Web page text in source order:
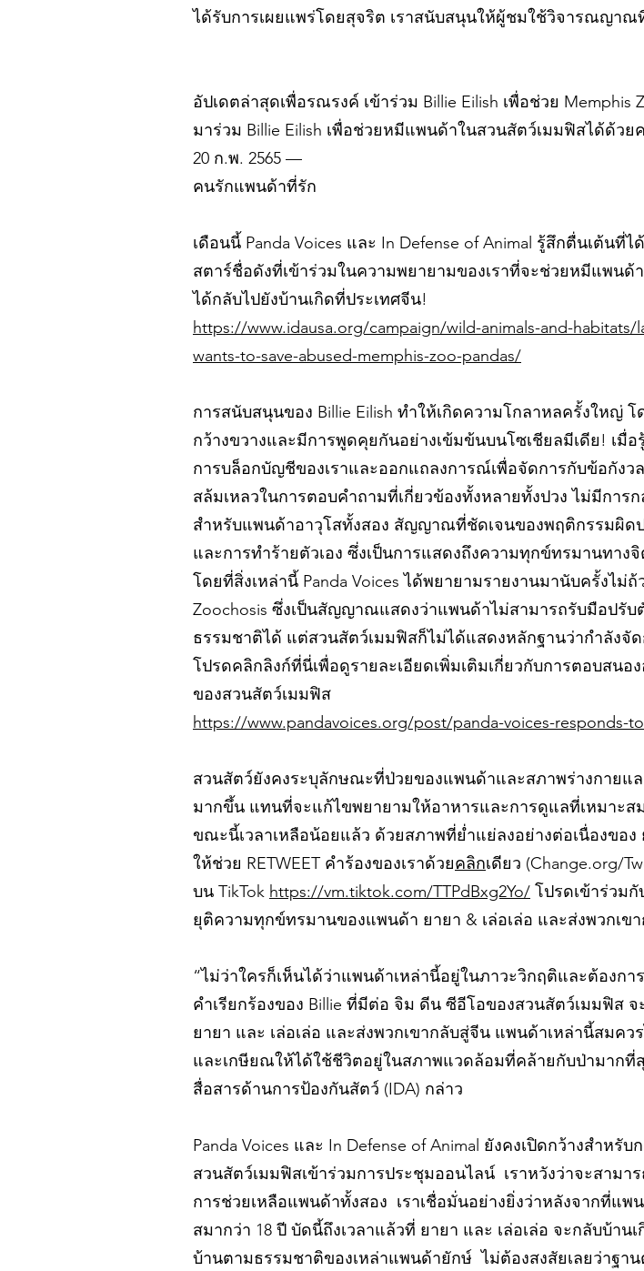
ได้รับการเผยแพร่โดยสุจริต เราสนับสนุนให้ผู้ชมใช้วิจารณญาณ
อัปเดตล่าสุดเพื่อรณรงค์ เข้าร่วม Billie Eilish เพื่อช่วย Memphis
มาร่วม Billie Eilish เพื่อช่วยหมีแพนด้าในสวนสัตว์เมมฟิสได้ด้วย
20 ก.พ. 2565 —
คนรักแพนด้าที่รัก
เดือนนี้ Panda Voices และ In Defense of Animal รู้สึกตื่นเต้นที่
สตาร์ชื่อดังที่เข้าร่วมในความพยายามของเราที่จะช่วยหมีแพนด้
ได้กลับไปยังบ้านเกิดที่ประเทศจีน!
https://www.idausa.org/campaign/wild-animals-and-habitats/
wants-to-save-abused-memphis-zoo-pandas/
การสนับสนุนของ Billie Eilish ทำให้เกิดความโกลาหลครั้งใหญ่
กว้างขวางและมีการพูดคุยกันอย่างเข้มข้นบนโซเชียลมีเดีย! เ
การบล็อกบัญชีของเราและออกแถลงการณ์เพื่อจัดการกับข้อกัง
สล้มเหลวในการตอบคำถามที่เกี่ยวข้องทั้งหลายทั้งปวง ไม่มีการ
สำหรับแพนด้าอาวุโสทั้งสอง สัญญาณที่ชัดเจนของพฤติกรรมผิดป
และการทำร้ายตัวเอง ซึ่งเป็นการแสดงถึงความทุกข์ทรมานทา
โดยที่สิ่งเหล่านี้ Panda Voices ได้พยายามรายงานมานับครั้งไ
Zoochosis ซึ่งเป็นสัญญาณแสดงว่าแพนด้าไม่สามารถรับมือปรับ
ธรรมชาติได้ แต่สวนสัตว์เมมฟิสก็ไม่ได้แสดงหลักฐานว่ากำลังจั
โปรดคลิกลิงก์ที่นี่เพื่อดูรายละเอียดเพิ่มเติมเกี่ยวกับการตอบสนอ
ของสวนสัตว์เมมฟิส
https://www.pandavoices.org/post/panda-voices-responds-
สวนสัตว์ยังคงระบุลักษณะที่ป่วยของแพนด้าและสภาพร่างกายแ
มากขึ้น แทนที่จะแก้ไขพยายามให้อาหารและการดูแลที่เหมาะ
ขณะนี้เวลาเหลือน้อยแล้ว ด้วยสภาพที่ย่ำแย่ลงอย่างต่อเนื่องของ
ให้ช่วย RETWEET คำร้องของเราด้วยคลิกเดียว (Change.org/
บน TikTok https://vm.tiktok.com/TTPdBxg2Yo/ โปรดเข้าร่วมกั
ยุติความทุกข์ทรมานของแพนด้า ยายา & เล่อเล่อ และส่งพวกเข
“ไม่ว่าใครก็เห็นได้ว่าแพนด้าเหล่านี้อยู่ในภาวะวิกฤติและต้องกา
คำเรียกร้องของ Billie ที่มีต่อ จิม ดีน ซีอีโอของสวนสัตว์เมมฟิส
ยายา และ เล่อเล่อ และส่งพวกเขากลับสู่จีน แพนด้าเหล่านี้สมค
และเกษียณให้ได้ใช้ชีวิตอยู่ในสภาพแวดล้อมที่คล้ายกับป่ามากที่
สื่อสารด้านการป้องกันสัตว์ (IDA) กล่าว
Panda Voices และ In Defense of Animal ยังคงเปิดกว้างสำห
สวนสัตว์เมมฟิสเข้าร่วมการประชุมออนไลน์ เราหวังว่าจะสามา
การช่วยเหลือแพนด้าทั้งสอง เราเชื่อมั่นอย่างยิ่งว่าหลังจากที่แ
สมากว่า 18 ปี บัดนี้ถึงเวลาแล้วที่ ยายา และ เล่อเล่อ จะกลับบ้าน
บ้านตามธรรมชาติของเหล่าแพนด้ายักษ์ ไม่ต้องสงสัยเลยว่าฐา